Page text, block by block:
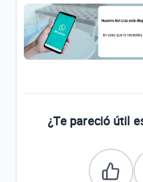
¿Te pareció útil